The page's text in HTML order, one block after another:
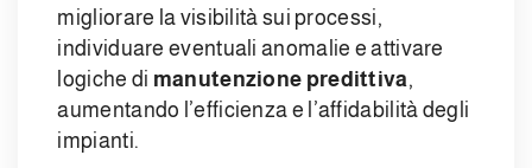
migliorare la visibilità sui processi,
individuare eventuali anomalie e attivare
logiche di manutenzione predittiva,
aumentando l’efficienza e l’affidabilità degli
impianti.